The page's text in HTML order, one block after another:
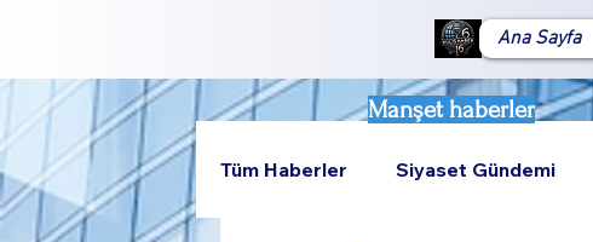
Ana Sayfa
Manşet haberler
Tüm Haberler Siyaset Gündemi